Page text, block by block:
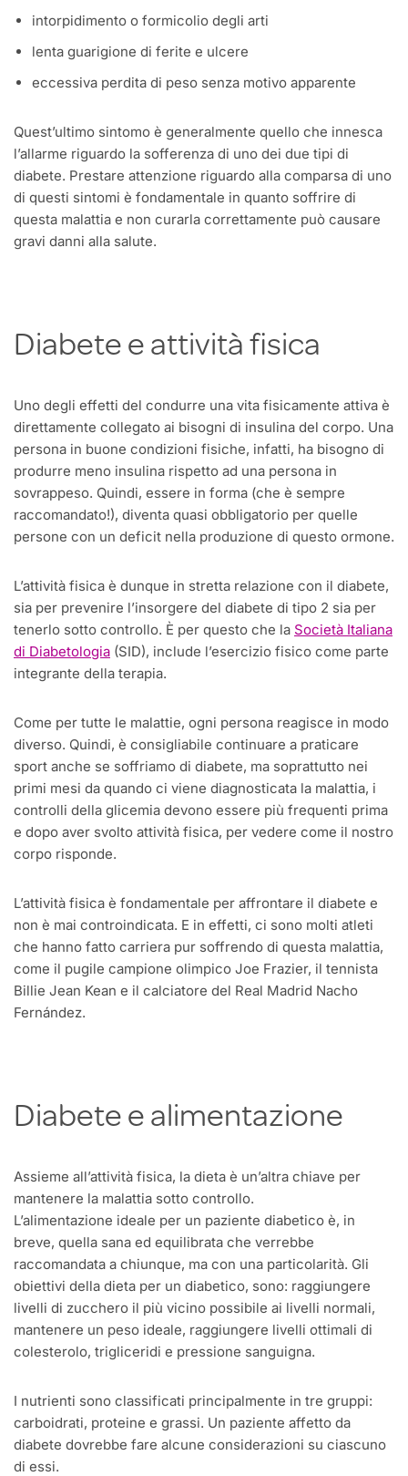
intorpidimento o formicolio degli arti
lenta guarigione di ferite e ulcere
eccessiva perdita di peso senza motivo apparente
Quest’ultimo sintomo è generalmente quello che innesca
l’allarme riguardo la sofferenza di uno dei due tipi di
diabete. Prestare attenzione riguardo alla comparsa di uno
di questi sintomi è fondamentale in quanto soffrire di
questa malattia e non curarla correttamente può causare
gravi danni alla salute.
Diabete e attività fisica
Uno degli effetti del condurre una vita fisicamente attiva è
direttamente collegato ai bisogni di insulina del corpo. Una
persona in buone condizioni fisiche, infatti, ha bisogno di
produrre meno insulina rispetto ad una persona in
sovrappeso. Quindi, essere in forma (che è sempre
raccomandato!), diventa quasi obbligatorio per quelle
persone con un deficit nella produzione di questo ormone.
L’attività fisica è dunque in stretta relazione con il diabete,
sia per prevenire l’insorgere del diabete di tipo 2 sia per
tenerlo sotto controllo. È per questo che la Società Italiana
di Diabetologia (SID), include l’esercizio fisico come parte
integrante della terapia.
Come per tutte le malattie, ogni persona reagisce in modo
diverso. Quindi, è consigliabile continuare a praticare
sport anche se soffriamo di diabete, ma soprattutto nei
primi mesi da quando ci viene diagnosticata la malattia, i
controlli della glicemia devono essere più frequenti prima
e dopo aver svolto attività fisica, per vedere come il nostro
corpo risponde.
L’attività fisica è fondamentale per affrontare il diabete e
non è mai controindicata. E in effetti, ci sono molti atleti
che hanno fatto carriera pur soffrendo di questa malattia,
come il pugile campione olimpico Joe Frazier, il tennista
Billie Jean Kean e il calciatore del Real Madrid Nacho
Fernández.
Diabete e alimentazione
Assieme all’attività fisica, la dieta è un’altra chiave per
mantenere la malattia sotto controllo.
L’alimentazione ideale per un paziente diabetico è, in
breve, quella sana ed equilibrata che verrebbe
raccomandata a chiunque, ma con una particolarità. Gli
obiettivi della dieta per un diabetico, sono: raggiungere
livelli di zucchero il più vicino possibile ai livelli normali,
mantenere un peso ideale, raggiungere livelli ottimali di
colesterolo, trigliceridi e pressione sanguigna.
I nutrienti sono classificati principalmente in tre gruppi:
carboidrati, proteine e grassi. Un paziente affetto da
diabete dovrebbe fare alcune considerazioni su ciascuno
di essi.